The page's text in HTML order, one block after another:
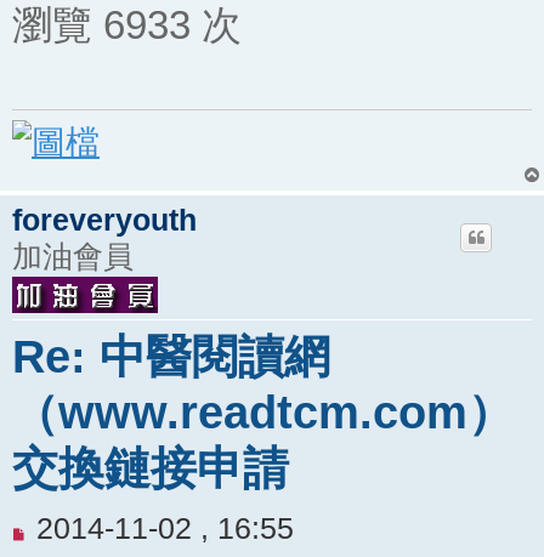
瀏覽 6933 次
foreveryouth
加油會員
Re: 中醫閱讀網
（www.readtcm.com）
交換鏈接申請
未
2014-11-02 , 16:55